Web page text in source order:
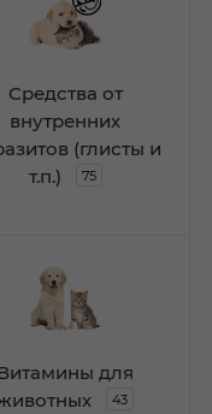
Средства от
внутренних
(глисты и
т.п.)
75
для
43